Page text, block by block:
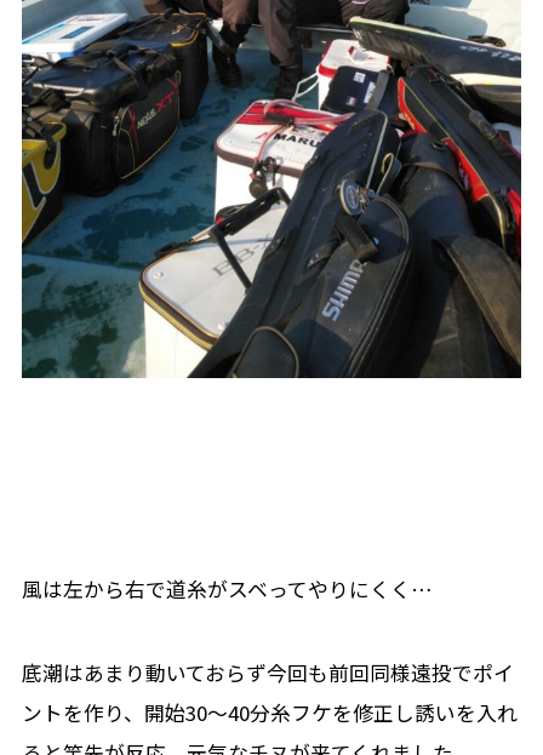
風は左から右で道糸がスベってやりにくく…
底潮はあまり動いておらず今回も前回同様遠投でポイ
ントを作り、開始30～40分糸フケを修正し誘いを入れ